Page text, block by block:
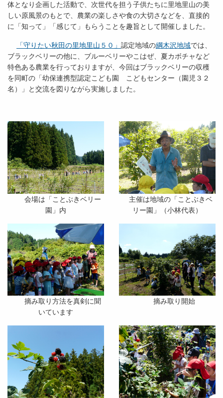
体となり企画した活動で、次世代を担う子供たちに里地里山の美
しい原風景のもとで、農業の楽しさや食の大切さなどを、直接的
に「知って」「感じて」もらうことを趣旨として開催しました。
「守りたい秋田の里地里山５０」 認定地域の綱木沢地域では、
ブラックベリーの他に、ブルーベリーやこはぜ、夏カボチャなど
特色ある農業を行っておりますが、今回はブラックベリーの収穫
を同町の「幼保連携型認定こども園 こどもセンター（園児３２
名）」と交流を図りながら実施しました。
会場は「ことぶきベリー
園」内
主催は地域の「ことぶきベ
リー園」（小林代表）
摘み取り方法を真剣に聞
いています
摘み取り開始